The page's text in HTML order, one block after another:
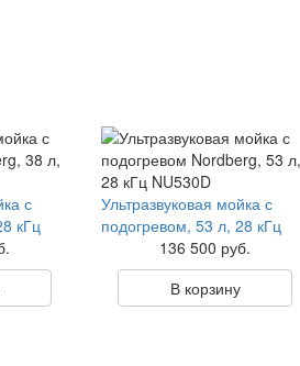
с
кГц
Ультразвуковая мойка с
подогревом, 53 л, 28 кГц
136 500 руб.
В корзину